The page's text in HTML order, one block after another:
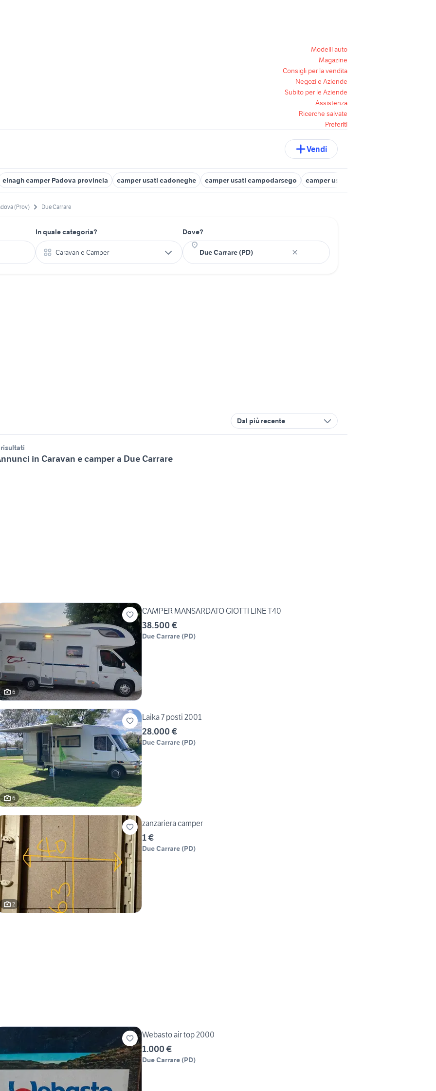
Modelli auto
Magazine
Consigli per la vendita
Negozi e Aziende
Subito per le Aziende
Assistenza
Ricerche salvate
Preferiti
Vendi
elnagh camper Padova provincia camper usati cadoneghe camper usati campodarsego camper usati albignasego
(Prov) Due Carrare
In quale categoria?
Caravan e Camper
Dove?
Dal più recente
in Caravan e camper a Due Carrare
6
CAMPER MANSARDATO GIOTTI LINE T40
38.500 €
Due Carrare (PD)
6
Laika 7 posti 2001
28.000 €
Due Carrare (PD)
2
zanzariera camper
1 €
Due Carrare (PD)
Webasto air top 2000
1.000 €
Due Carrare (PD)